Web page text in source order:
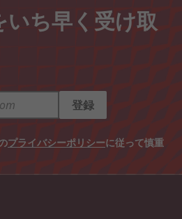
ち早く受け取
登録
プライバシーポリシーに従って慎重